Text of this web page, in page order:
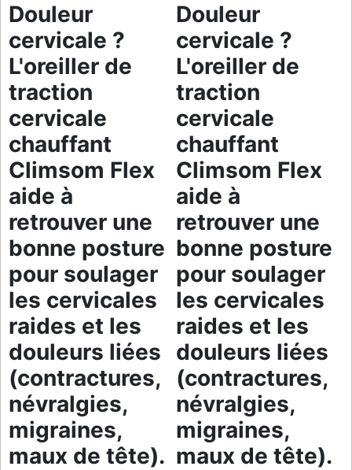
Douleur
cervicale ?
L'oreiller de
traction
cervicale
chauffant
Climsom Flex
aide à
retrouver une
bonne posture
pour soulager
les cervicales
raides et les
douleurs liées
(contractures,
névralgies,
migraines,
maux de tête).
Douleur
cervicale ?
L'oreiller de
traction
cervicale
chauffant
Climsom Flex
aide à
retrouver une
bonne posture
pour soulager
les cervicales
raides et les
douleurs liées
(contractures,
névralgies,
migraines,
maux de tête).